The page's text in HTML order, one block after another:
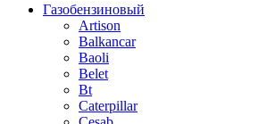
Газобензиновый
Artison
Balkancar
Baoli
Belet
Bt
Caterpillar